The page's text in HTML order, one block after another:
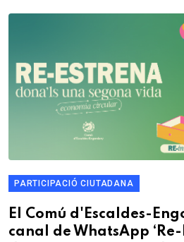
PARTICIPACIÓ CIUTADANA
El Comú d'Escaldes-
canal de WhatsApp